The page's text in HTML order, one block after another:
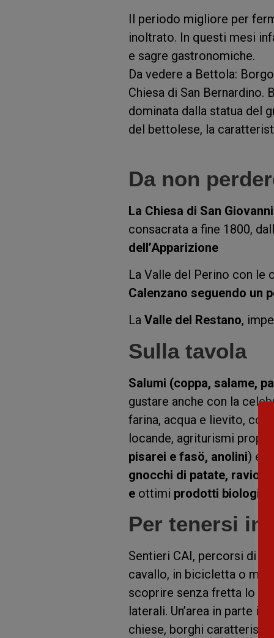
Il periodo migliore per
inoltrato. In questi mesi
e sagre gastronomiche.
Da vedere a Bettola:
Chiesa di San Bernardino.
dominata dalla statua del
del bettolese, la
Da non
La Chiesa di San
consacrata a fine 1800,
dell’Apparizione
La Valle del Perino con le
Calenzano seguendo un
La Valle del Restano,
Sulla tavola
Salumi (coppa, salame,
gustare anche con la
farina, acqua e lievito,
locande, agriturismi
pisarei e fasö, anolini) e
gnocchi di patate, ravioli
e ottimi prodotti biologici.
Per tenersi in
Sentieri CAI, percorsi di
cavallo, in bicicletta o
scoprire senza fretta lo
laterali. Un’area in parte
chiese, borghi